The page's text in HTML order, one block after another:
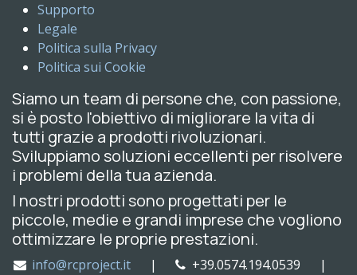
Supporto
Legale
Politica sulla Privacy
Politica sui Cookie
Siamo un team di persone che, con passione,
si è posto l'obiettivo di migliorare la vita di
tutti grazie a prodotti rivoluzionari.
Sviluppiamo soluzioni eccellenti per risolvere
i problemi della tua azienda.
I nostri prodotti sono progettati per le
piccole, medie e grandi imprese che vogliono
ottimizzare le proprie prestazioni.
info@rcproject.it| +39.0574.194.0539 |